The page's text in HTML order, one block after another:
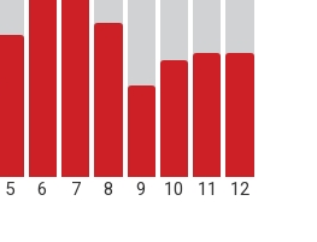
5 6 7 8 9 10 11 12